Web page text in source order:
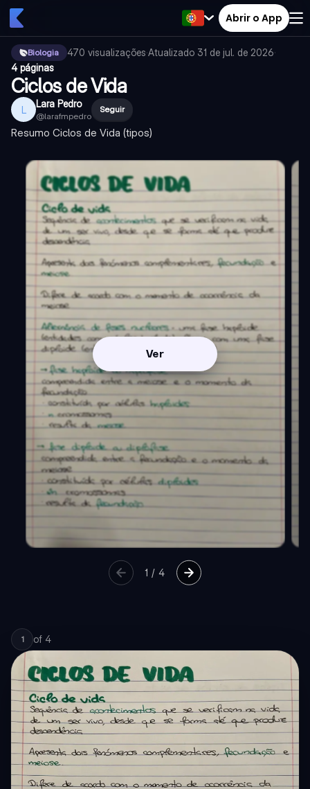
Abrir o App
Biologia 470 visualizações·Atualizado 31 de jul. de 2026·
4 páginas
Ciclos de Vida
L Lara Pedro
@larafmpedro
Seguir
Resumo Ciclos de Vida (tipos)
Ver
1 /4
1 of 4